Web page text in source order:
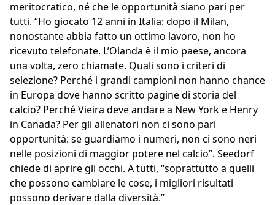
meritocratico, né che le opportunità siano pari per
tutti. “Ho giocato 12 anni in Italia: dopo il Milan,
nonostante abbia fatto un ottimo lavoro, non ho
ricevuto telefonate. L’Olanda è il mio paese, ancora
una volta, zero chiamate. Quali sono i criteri di
selezione? Perché i grandi campioni non hanno chance
in Europa dove hanno scritto pagine di storia del
calcio? Perché Vieira deve andare a New York e Henry
in Canada? Per gli allenatori non ci sono pari
opportunità: se guardiamo i numeri, non ci sono neri
nelle posizioni di maggior potere nel calcio”. Seedorf
chiede di aprire gli occhi. A tutti, “soprattutto a quelli
che possono cambiare le cose, i migliori risultati
possono derivare dalla diversità.”